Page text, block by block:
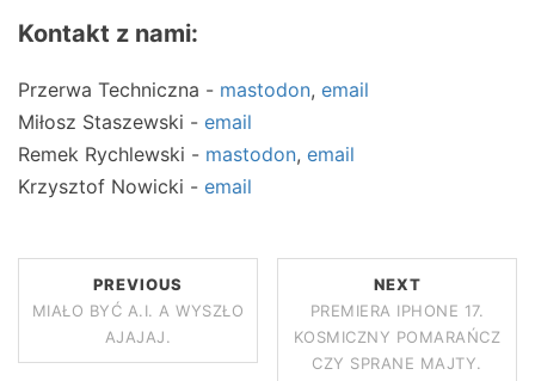
Kontakt z nami:
Przerwa Techniczna - mastodon, email
Miłosz Staszewski - email
Remek Rychlewski - mastodon, email
Krzysztof Nowicki - email
PREVIOUS
MIAŁO BYĆ A.I. A WYSZŁO
AJAJAJ.
NEXT
PREMIERA IPHONE 17.
KOSMICZNY POMARAŃCZ
CZY SPRANE MAJTY.